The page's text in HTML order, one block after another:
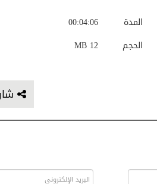
00:04:06
المدة
12 MB
الحجم